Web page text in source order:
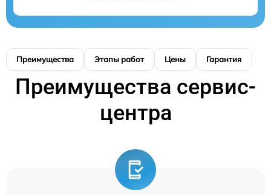
Преимущества Этапы работ Цены Гарантия
Преимущества сервис-
центра